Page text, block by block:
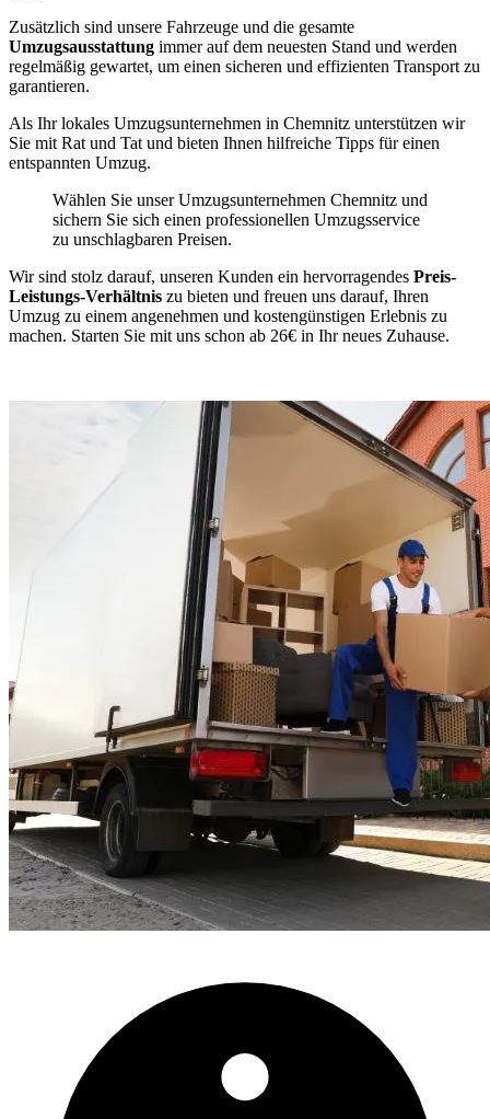
Zusätzlich sind unsere Fahrzeuge und die gesamte
Umzugsausstattung immer auf dem neuesten Stand und werden
regelmäßig gewartet, um einen sicheren und effizienten Transport zu
garantieren.
Als Ihr lokales Umzugsunternehmen in Chemnitz unterstützen wir
Sie mit Rat und Tat und bieten Ihnen hilfreiche Tipps für einen
entspannten Umzug.
Wählen Sie unser Umzugsunternehmen Chemnitz und
sichern Sie sich einen professionellen Umzugsservice
zu unschlagbaren Preisen.
Wir sind stolz darauf, unseren Kunden ein hervorragendes Preis-
Leistungs-Verhältnis zu bieten und freuen uns darauf, Ihren
Umzug zu einem angenehmen und kostengünstigen Erlebnis zu
machen. Starten Sie mit uns schon ab 26€ in Ihr neues Zuhause.